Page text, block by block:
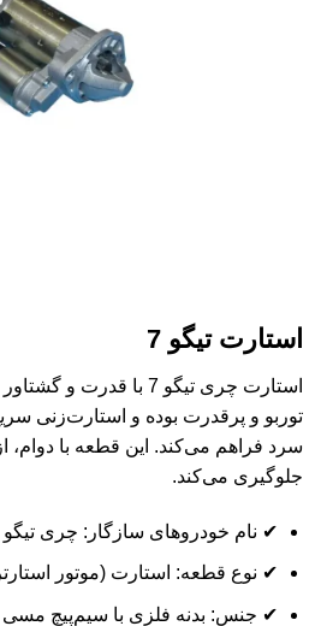
استارت تیگو 7
استارت چری تیگو 7 با
توربو و پرقدرت بوده و استارت‌زنی
سرد فراهم می‌کند. این قطعه با دوام،
جلوگیری می‌کند.
✔ نام خودروهای سازگار: چری تیگو 7
✔ نوع قطعه: استارت (موتور
✔ جنس: بدنه فلزی با سیم‌پیچ مسی